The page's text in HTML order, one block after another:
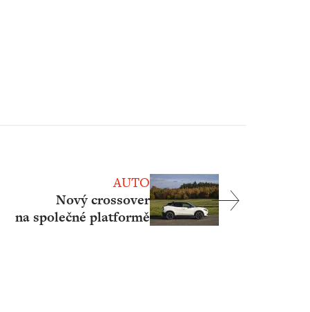
AUTO
Nový crossover
na společné platformě